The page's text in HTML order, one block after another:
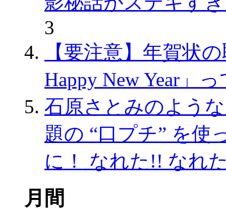
3
【要注意】年賀状
Happy New Year」
石原さとみのよう
題の “口プチ” を使
に！ なれた!! なれ
月間